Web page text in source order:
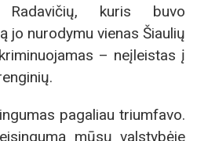
Radavičių, kuris buvo
jo nurodymu vienas Šiaulių
– neįleistas į
pagaliau triumfavo.
mūsų valstybėje